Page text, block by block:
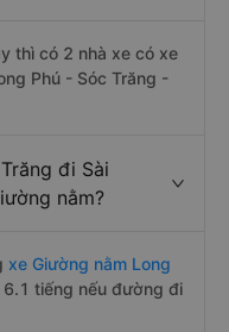
thì có 2 nhà xe có xe
Phú - Sóc Trăng -
đi Sài
nằm?
xe Giường nằm Long
6.1 tiếng nếu đường đi